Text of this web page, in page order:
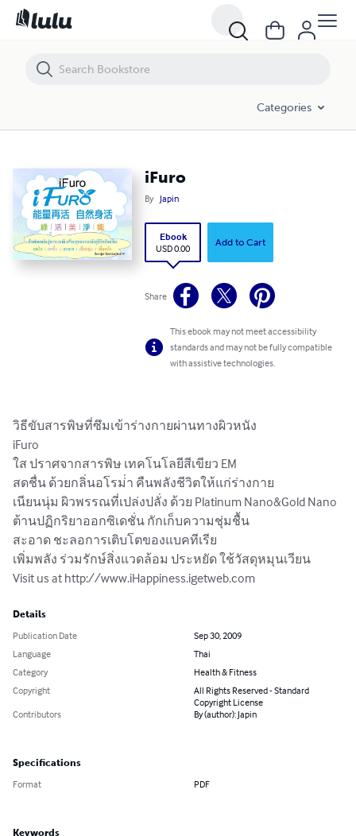
Categories
iFuro
By Japin
Ebook
USD 0.00
Add to Cart
Share
This ebook may not meet accessibility
standards and may not be fully compatible
with assistive technologies.
วิธีขับสารพิษที่ซึมเข้าร่างกายผ่านทางผิวหนัง
iFuro
ใส ปราศจากสารพิษ เทคโนโลยีสีเขียว EM
สดชื่น ด้วยกลิ่นอโรม่่า คืนพลังชีวิตให้แก่ร่างกาย
เนียนนุ่ม ผิวพรรณที่เปล่งปลั่ง ด้วย Platinum Nano&Gold Nano
ต้านปฏิกริยาออกซิเดชั่น กักเก็บความชุ่มชื้น
สะอาด ชะลอการเติบโตของแบคทีเรีย
เพิ่มพลัง ร่วมรักษ์สิ่งแวดล้อม ประหยัด ใช้วัสดุหมุนเวียน
Visit us at http://www.iHappiness.igetweb.com
Details
Publication Date
Sep 30, 2009
Language
Thai
Category
Health & Fitness
Copyright
All Rights Reserved - Standard
Copyright License
Contributors
By (author): Japin
Specifications
Format PDF
Keywords
iFuro